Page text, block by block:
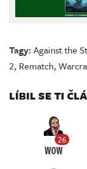
Tagy:Against the
2, Rematch,
LÍBIL SE TI
26
WOW